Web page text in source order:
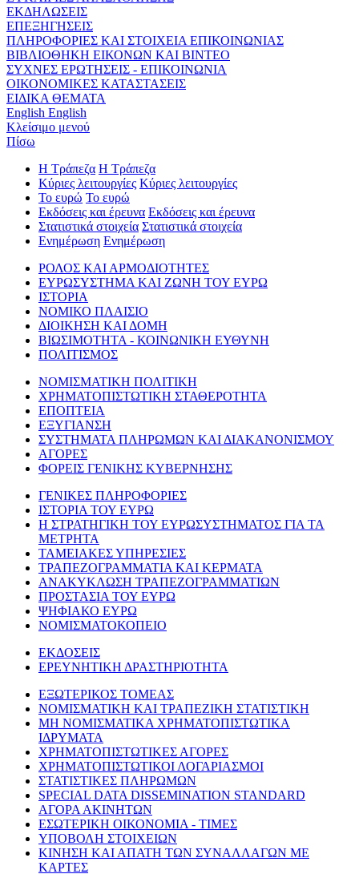
ΕΚΔΗΛΩΣΕΙΣ
ΕΠΕΞΗΓΗΣΕΙΣ
ΠΛΗΡΟΦΟΡΙΕΣ ΚΑΙ ΣΤΟΙΧΕΙΑ ΕΠΙΚΟΙΝΩΝΙΑΣ
ΒΙΒΛΙΟΘΗΚΗ ΕΙΚΟΝΩΝ ΚΑΙ ΒΙΝΤΕΟ
ΣΥΧΝΕΣ ΕΡΩΤΗΣΕΙΣ - ΕΠΙΚΟΙΝΩΝΙΑ
ΟΙΚΟΝΟΜΙΚΕΣ ΚΑΤΑΣΤΑΣΕΙΣ
ΕΙΔΙΚΑ ΘΕΜΑΤΑ
English English
Κλείσιμο μενού
Πίσω
Η Τράπεζα Η Τράπεζα
Κύριες λειτουργίες Κύριες λειτουργίες
Το ευρώ Το ευρώ
Εκδόσεις και έρευνα Εκδόσεις και έρευνα
Στατιστικά στοιχεία Στατιστικά στοιχεία
Ενημέρωση Ενημέρωση
ΡΟΛΟΣ ΚΑΙ ΑΡΜΟΔΙΟΤΗΤΕΣ
ΕΥΡΩΣΥΣΤΗΜΑ ΚΑΙ ΖΩΝΗ ΤΟΥ ΕΥΡΩ
ΙΣΤΟΡΙΑ
ΝΟΜΙΚΟ ΠΛΑΙΣΙΟ
ΔΙΟΙΚΗΣΗ ΚΑΙ ΔΟΜΗ
ΒΙΩΣΙΜΟΤΗΤΑ - ΚΟΙΝΩΝΙΚΗ ΕΥΘΥΝΗ
ΠΟΛΙΤΙΣΜΟΣ
ΝΟΜΙΣΜΑΤΙΚΗ ΠΟΛΙΤΙΚΗ
ΧΡΗΜΑΤΟΠΙΣΤΩΤΙΚΗ ΣΤΑΘΕΡΟΤΗΤΑ
ΕΠΟΠΤΕΙΑ
ΕΞΥΓΙΑΝΣΗ
ΣΥΣΤΗΜΑΤΑ ΠΛΗΡΩΜΩΝ ΚΑΙ ΔΙΑΚΑΝΟΝΙΣΜΟΥ
ΑΓΟΡΕΣ
ΦΟΡΕΙΣ ΓΕΝΙΚΗΣ ΚΥΒΕΡΝΗΣΗΣ
ΓΕΝΙΚΕΣ ΠΛΗΡΟΦΟΡΙΕΣ
ΙΣΤΟΡΙΑ ΤΟΥ ΕΥΡΩ
Η ΣΤΡΑΤΗΓΙΚΗ ΤΟΥ ΕΥΡΩΣΥΣΤΗΜΑΤΟΣ ΓΙΑ ΤΑ
ΜΕΤΡΗΤΑ
ΤΑΜΕΙΑΚΕΣ ΥΠΗΡΕΣΙΕΣ
ΤΡΑΠΕΖΟΓΡΑΜΜΑΤΙΑ ΚΑΙ ΚΕΡΜΑΤΑ
ΑΝΑΚΥΚΛΩΣΗ ΤΡΑΠΕΖΟΓΡΑΜΜΑΤΙΩΝ
ΠΡΟΣΤΑΣΙΑ ΤΟΥ ΕΥΡΩ
ΨΗΦΙΑΚΟ ΕΥΡΩ
ΝΟΜΙΣΜΑΤΟΚΟΠΕΙΟ
ΕΚΔΟΣΕΙΣ
ΕΡΕΥΝΗΤΙΚΗ ΔΡΑΣΤΗΡΙΟΤΗΤΑ
ΕΞΩΤΕΡΙΚΟΣ ΤΟΜΕΑΣ
ΝΟΜΙΣΜΑΤΙΚΗ ΚΑΙ ΤΡΑΠΕΖΙΚΗ ΣΤΑΤΙΣΤΙΚΗ
ΜΗ ΝΟΜΙΣΜΑΤΙΚΑ ΧΡΗΜΑΤΟΠΙΣΤΩΤΙΚΑ
ΙΔΡΥΜΑΤΑ
ΧΡΗΜΑΤΟΠΙΣΤΩΤΙΚΕΣ ΑΓΟΡΕΣ
ΧΡΗΜΑΤΟΠΙΣΤΩΤΙΚΟΙ ΛΟΓΑΡΙΑΣΜΟΙ
ΣΤΑΤΙΣΤΙΚΕΣ ΠΛΗΡΩΜΩΝ
SPECIAL DATA DISSEMINATION STANDARD
ΑΓΟΡΑ ΑΚΙΝΗΤΩΝ
ΕΣΩΤΕΡΙΚΗ ΟΙΚΟΝΟΜΙΑ - ΤΙΜΕΣ
ΥΠΟΒΟΛΗ ΣΤΟΙΧΕΙΩΝ
ΚΙΝΗΣΗ ΚΑΙ ΑΠΑΤΗ ΤΩΝ ΣΥΝΑΛΛΑΓΩΝ ΜΕ
ΚΑΡΤΕΣ